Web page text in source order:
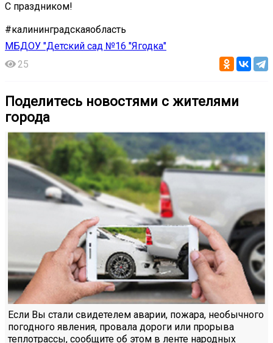
С праздником!
#калининградскаяобласть
МБДОУ "Детский сад №16 "Ягодка"
25
Поделитесь новостями с жителями
города
Если Вы стали свидетелем аварии, пожара, необычного
погодного явления, провала дороги или прорыва
теплотрассы, сообщите об этом в ленте народных